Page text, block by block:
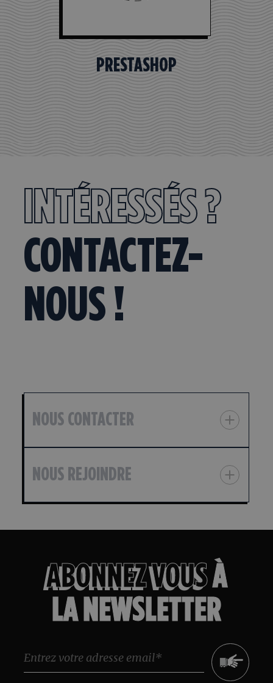
PRESTASHOP
INTÉRESSÉS ?
CONTACTEZ-
NOUS !
NOUS CONTACTER
Message
NOUS REJOINDRE
ABONNEZ VOUSÀ
LA NEWSLETTER